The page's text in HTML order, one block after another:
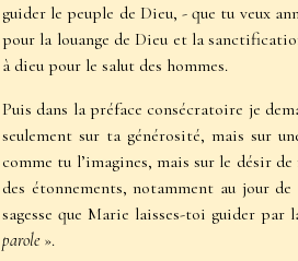
guider le peuple de Dieu, - que tu veux
pour la louange de Dieu et la
à dieu pour le salut des hommes.
Puis dans la préface consécratoire je
seulement sur ta générosité, mais sur
comme tu l’imagines, mais sur le désir
des étonnements, notamment au jour
sagesse que Marie laisses-toi guider
parole».